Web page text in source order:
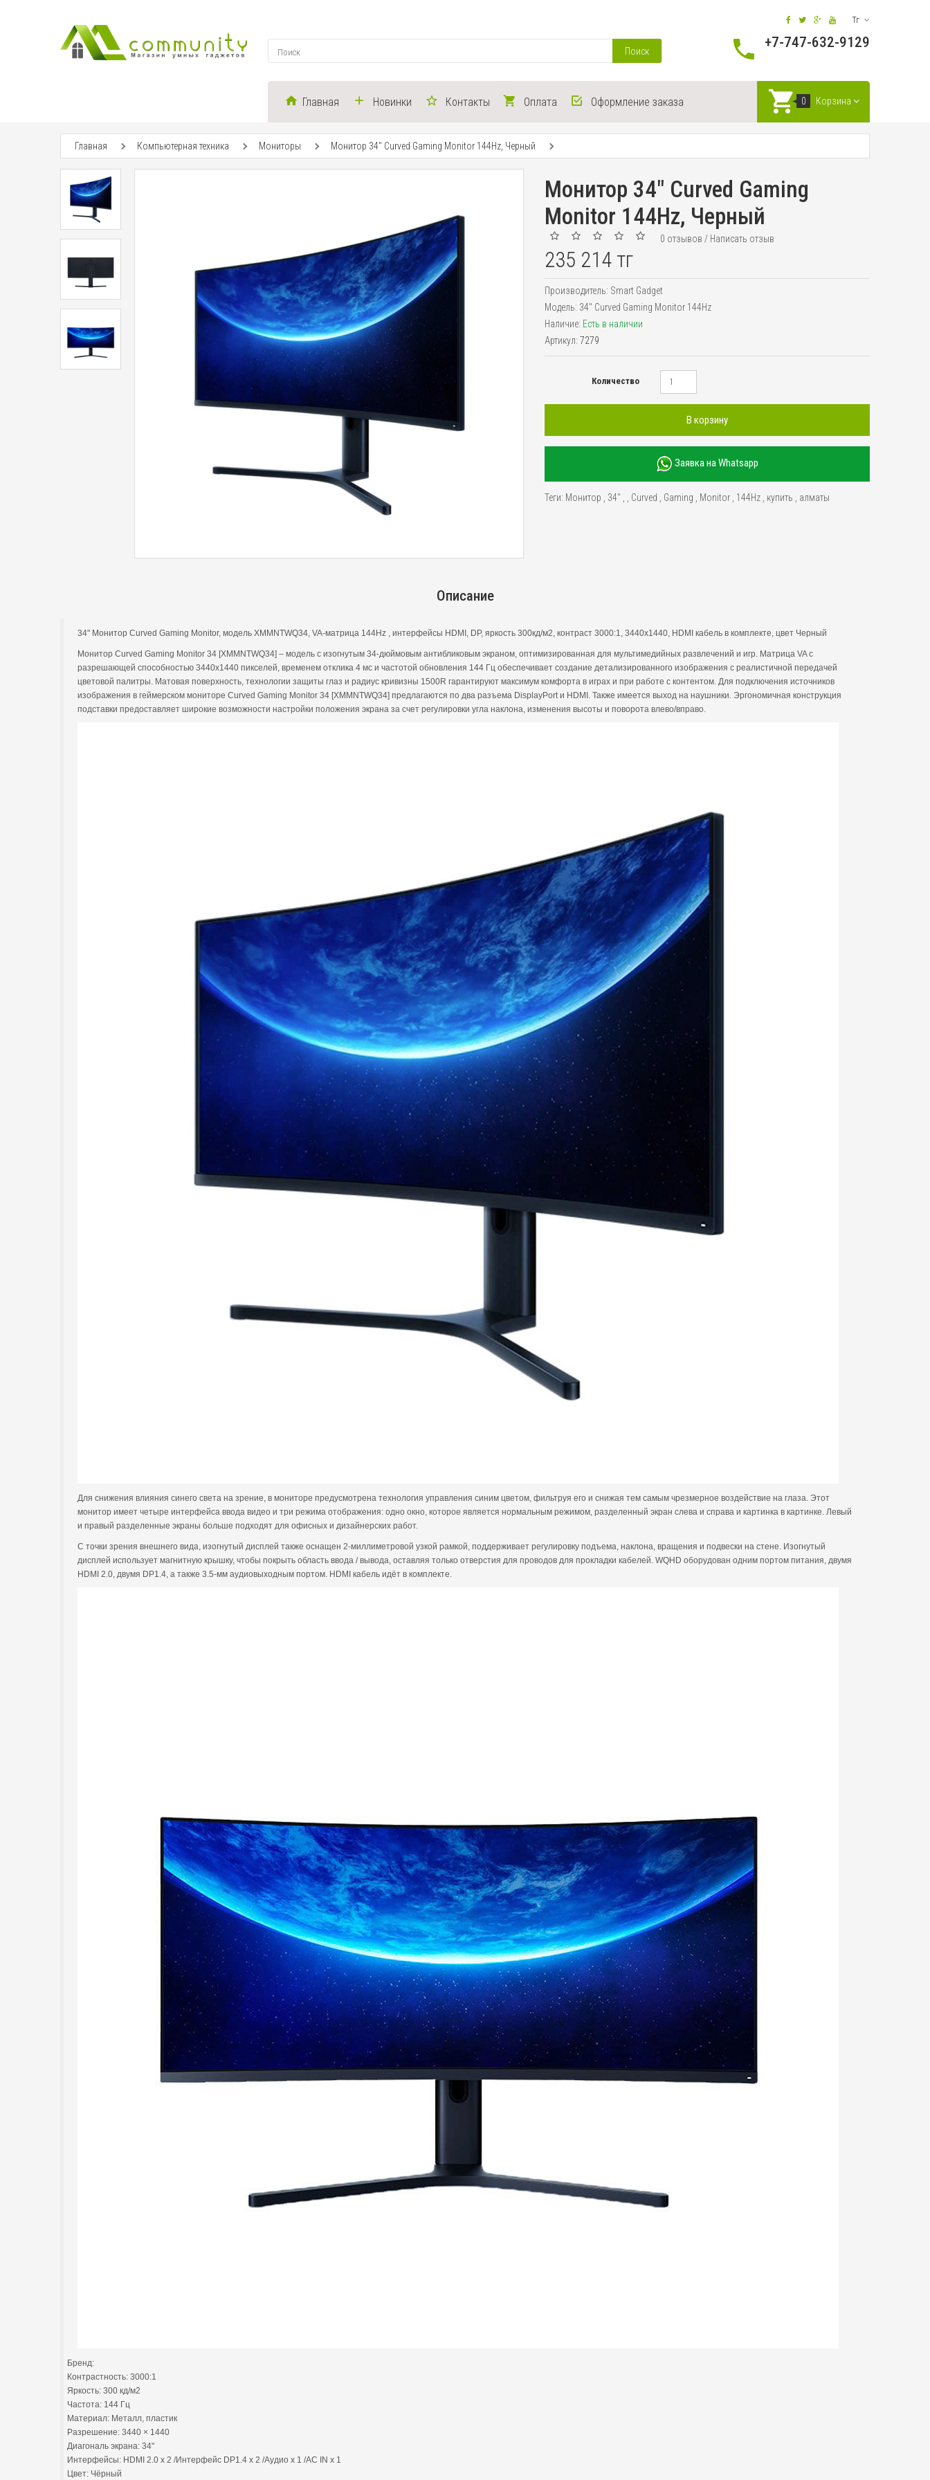
Тг
Поиск
+7-747-632-9129
Главная Новинки Контакты Оплата Оформление заказа 0 Корзина
Главная Компьютерная техника Мониторы Монитор 34" Curved Gaming Monitor 144Hz, Черный
Монитор 34" Curved Gaming
Monitor 144Hz, Черный
0 отзывов / Написать отзыв
235 214 тг
Производитель: Smart Gadget
Модель: 34" Curved Gaming Monitor 144Hz
Наличие: Есть в наличии
Артикул: 7279
Количество
В корзину
Заявка на Whatsapp
Теги: Монитор 34" Curved Gaming Monitor 144Hz купить алматы
Описание
34" Монитор Curved Gaming Monitor, модель XMMNTWQ34, VA-матрица 144Hz , интерфейсы HDMI, DP, яркость 300кд/м2, контраст 3000:1, 3440х1440, HDMI кабель в комплекте, цвет Черный
Монитор Curved Gaming Monitor 34 [XMMNTWQ34] – модель с изогнутым 34-дюймовым антибликовым экраном, оптимизированная для мультимедийных развлечений и игр. Матрица VA с
разрешающей способностью 3440x1440 пикселей, временем отклика 4 мс и частотой обновления 144 Гц обеспечивает создание детализированного изображения с реалистичной передачей
цветовой палитры. Матовая поверхность, технологии защиты глаз и радиус кривизны 1500R гарантируют максимум комфорта в играх и при работе с контентом. Для подключения источников
изображения в геймерском мониторе Curved Gaming Monitor 34 [XMMNTWQ34] предлагаются по два разъема DisplayPort и HDMI. Также имеется выход на наушники. Эргономичная конструкция
подставки предоставляет широкие возможности настройки положения экрана за счет регулировки угла наклона, изменения высоты и поворота влево/вправо.
Для снижения влияния синего света на зрение, в мониторе предусмотрена технология управления синим цветом, фильтруя его и снижая тем самым чрезмерное воздействие на глаза. Этот
монитор имеет четыре интерфейса ввода видео и три режима отображения: одно окно, которое является нормальным режимом, разделенный экран слева и справа и картинка в картинке. Левый
и правый разделенные экраны больше подходят для офисных и дизайнерских работ.
С точки зрения внешнего вида, изогнутый дисплей также оснащен 2-миллиметровой узкой рамкой, поддерживает регулировку подъема, наклона, вращения и подвески на стене. Изогнутый
дисплей использует магнитную крышку, чтобы покрыть область ввода / вывода, оставляя только отверстия для проводов для прокладки кабелей. WQHD оборудован одним портом питания, двумя
HDMI 2.0, двумя DP1.4, а также 3.5-мм аудиовыходным портом. HDMI кабель идёт в комплекте.
Бренд:
Контрастность: 3000:1
Яркость: 300 кд/м2
Частота: 144 Гц
Материал: Металл, пластик
Разрешение: 3440 × 1440
Диагональ экрана: 34"
Интерфейсы: HDMI 2.0 x 2 /Интерфейс DP1.4 x 2 /Аудио х 1 /AC IN x 1
Цвет: Чёрный